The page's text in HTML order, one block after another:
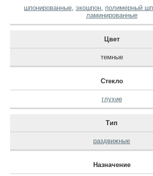
шпонированные экошпон полимерный
ламинированные
Цвет
темные
Стекло
глухие
Тип
раздвижные
Назначение